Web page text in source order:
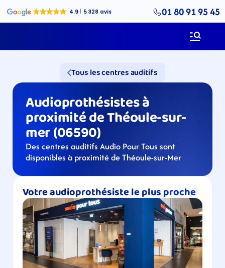
01 80 91 95 45
Tous les centres auditifs
Audioprothésistes à
proximité de Théoule-sur-
mer (06590)
Des centres auditifs Audio Pour Tous sont
disponibles à proximité de Théoule-sur-Mer
Votre audioprothésiste le plus proche